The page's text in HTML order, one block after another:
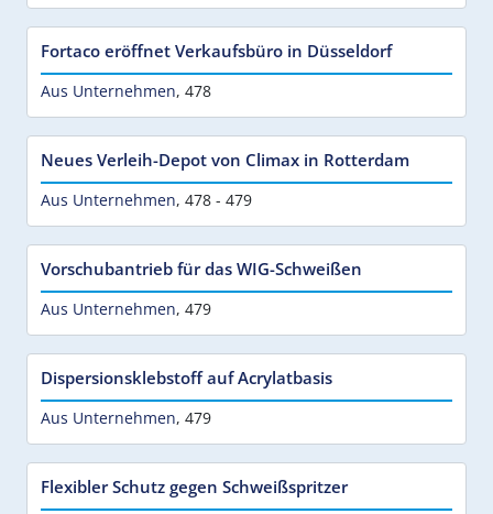
Fortaco eröffnet Verkaufsbüro in Düsseldorf
Aus Unternehmen, 478
Neues Verleih-Depot von Climax in Rotterdam
Aus Unternehmen, 478 - 479
Vorschubantrieb für das WIG-Schweißen
Aus Unternehmen, 479
Dispersionsklebstoff auf Acrylatbasis
Aus Unternehmen, 479
Flexibler Schutz gegen Schweißspritzer